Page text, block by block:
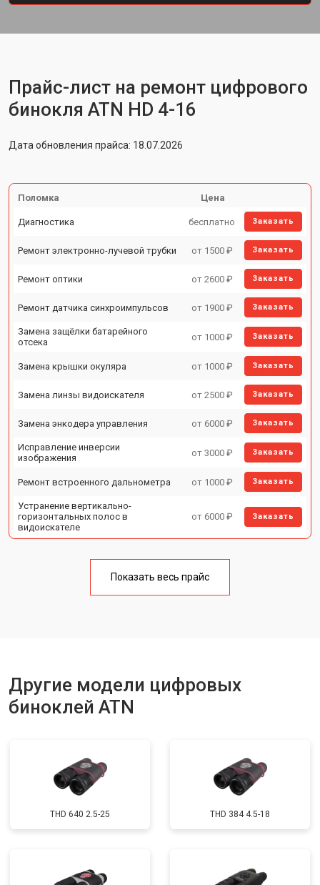
Прайс-лист на ремонт цифрового
бинокля ATN HD 4-16
Дата обновления прайса: 18.07.2026
Поломка Цена
Диагностика бесплатно Заказать
Ремонт электронно-лучевой трубки от 1500 ₽ Заказать
Ремонт оптики от 2600 ₽ Заказать
Ремонт датчика синхроимпульсов от 1900 ₽ Заказать
Замена защёлки батарейного
отсека
от 1000 ₽ Заказать
Замена крышки окуляра от 1000 ₽ Заказать
Замена линзы видоискателя от 2500 ₽ Заказать
Замена энкодера управления от 6000 ₽ Заказать
Исправление инверсии
изображения
от 3000 ₽ Заказать
Ремонт встроенного дальнометра от 1000 ₽ Заказать
Устранение вертикально-
горизонтальных полос в
видоискателе
от 6000 ₽ Заказать
от 2000 ₽
Замена матрицы
Замена USB порта от 800 ₽ Заказать
Замена процессора от 1200 ₽ Заказать
Заказать
Показать весь прайс
Другие модели цифровых
биноклей ATN
THD 640 2.5-25 THD 384 4.5-18